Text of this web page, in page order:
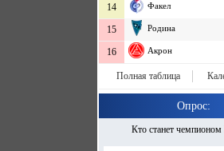
14 Факел
15 Родина
16 Акрон
Полная таблица
Опрос:
Кто станет чемпионом